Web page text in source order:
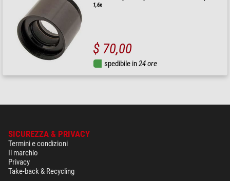
1,6x
$ 70,00
spedibile in24 ore
SICUREZZA & PRIVACY
Termini e condizioni
Il marchio
Privacy
Take-back & Recycling